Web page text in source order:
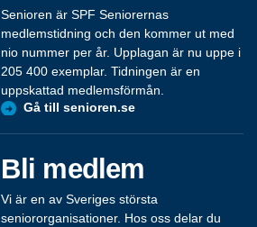
Senioren är SPF Seniorernas
medlemstidning och den kommer ut med
nio nummer per år. Upplagan är nu uppe i
205 400 exemplar. Tidningen är en
uppskattad medlemsförmån.
Gå till senioren.se
Bli medlem
Vi är en av Sveriges största
seniororganisationer. Hos oss delar du